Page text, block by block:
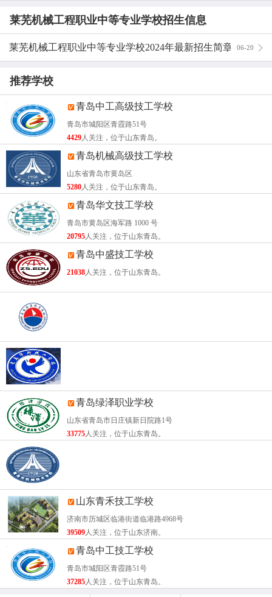
莱芜机械工程职业中等专业学校招生信息
莱芜机械工程职业中等专业学校2024年最新招生简章（办
学优势）
06-20
推荐学校
青岛中工高级技工学校
青岛市城阳区青霞路51号
4429 人关注，位于山东青岛。
青岛机械高级技工学校
山东省青岛市黄岛区
5280 人关注，位于山东青岛。
青岛华文技工学校
青岛市黄岛区海军路 1000 号
20795 人关注，位于山东青岛。
青岛中盛技工学校
21038 人关注，位于山东青岛。
青岛海洋技师学院
学院总部：青岛市市南区菏泽路3号 / 团岛校区：青岛市市南区团岛四路17号
39115人关注，位于山东青岛。
青岛华科技工学校
青岛市市南区金坛路（市南校区）/青岛市莱西市广州路（莱西校区）
34844人关注，位于山东青岛。
青岛绿泽职业学校
山东省青岛市日庄镇新日院路1号
33775 人关注，位于山东青岛。
青岛市机械技术学校
青岛西海岸新区临港路2299号（北校区）/青岛西海岸新区海湾路1566号（大学城校
51128人关注，位于山东青岛。
山东青禾技工学校
济南市历城区临港街道临港路4968号
39509 人关注，位于山东济南。
青岛中工技工学校
青岛市城阳区青霞路51号
37285 人关注，位于山东青岛。